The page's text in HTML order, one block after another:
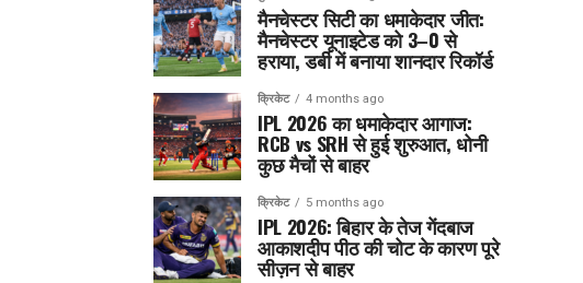
मैनचेस्टर सिटी का धमाकेदार जीत:
मैनचेस्टर यूनाइटेड को 3–0 से
हराया, डर्बी में बनाया शानदार रिकॉर्ड
क्रिकेट 4 months ago
IPL 2026 का धमाकेदार आगाज:
RCB vs SRH से हुई शुरुआत, धोनी
कुछ मैचों से बाहर
क्रिकेट 5 months ago
IPL 2026: बिहार के तेज गेंदबाज
आकाशदीप पीठ की चोट के कारण पूरे
सीज़न से बाहर